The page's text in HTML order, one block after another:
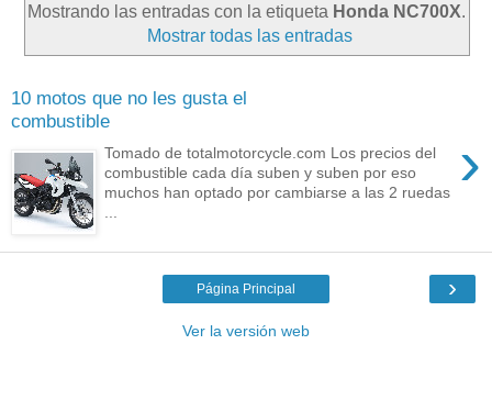
Mostrando las entradas con la etiqueta Honda NC700X.
Mostrar todas las entradas
10 motos que no les gusta el
combustible
›
Tomado de totalmotorcycle.com Los precios del
combustible cada día suben y suben por eso
muchos han optado por cambiarse a las 2 ruedas
›
Página Principal
Ver la versión web